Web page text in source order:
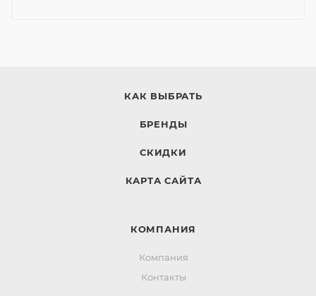
КАК ВЫБРАТЬ
БРЕНДЫ
СКИДКИ
КАРТА САЙТА
КОМПАНИЯ
Компания
Контакты